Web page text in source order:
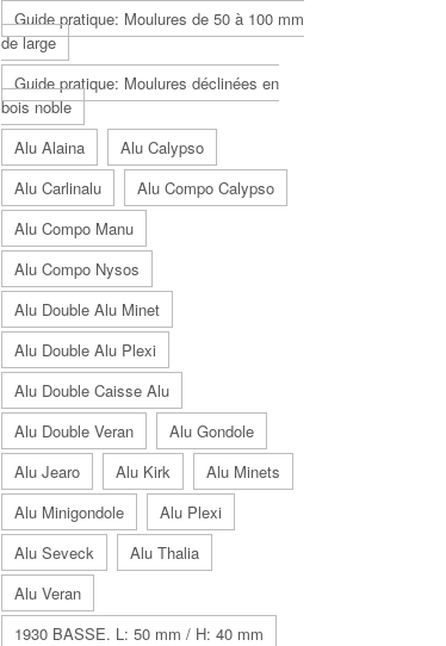
Guide pratique: Moulures de 50 à 100 mm
de large
Guide pratique: Moulures déclinées en
bois noble
Alu Alaina
Alu Calypso
Alu Carlinalu
Alu Compo Calypso
Alu Compo Manu
Alu Compo Nysos
Alu Double Alu Minet
Alu Double Alu Plexi
Alu Double Caisse Alu
Alu Double Veran
Alu Gondole
Alu Jearo
Alu Kirk
Alu Minets
Alu Minigondole
Alu Plexi
Alu Seveck
Alu Thalia
Alu Veran
1930 BASSE. L: 50 mm / H: 40 mm